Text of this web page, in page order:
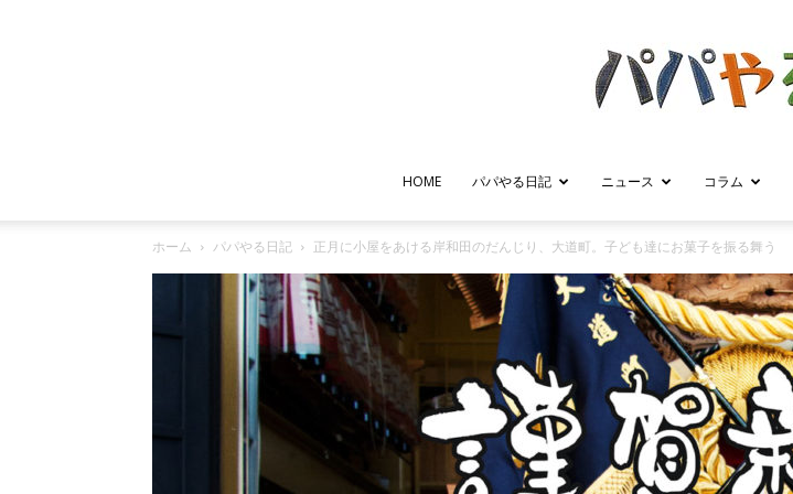
パ
パ
や
HOME パパやる日記 ニュース コラム
ホーム パパやる日記 正月に小屋をあける岸和田のだんじり、大道町。子ども達にお菓子を振る舞う